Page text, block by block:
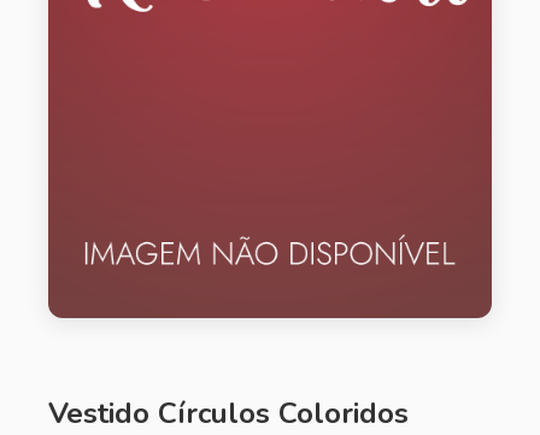
Vestido Círculos Coloridos